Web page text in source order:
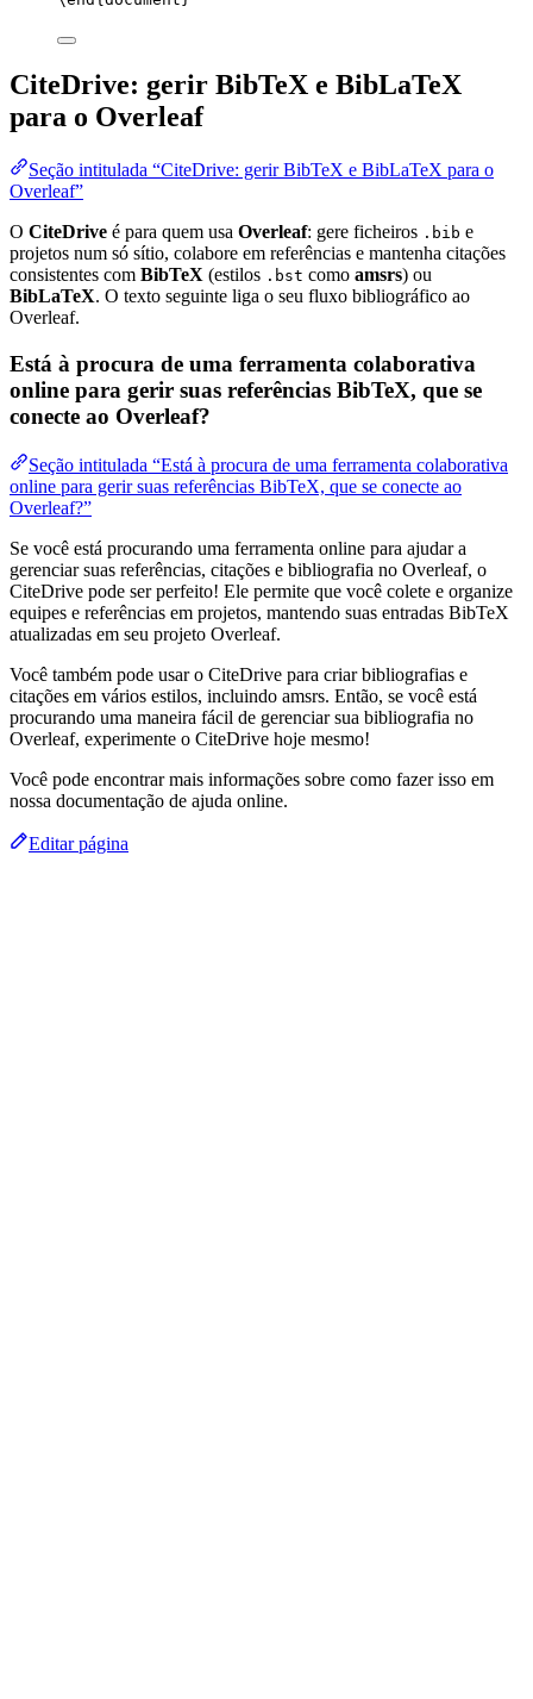
CiteDrive: gerir BibTeX e BibLaTeX
para o Overleaf
Seção intitulada “CiteDrive: gerir BibTeX e BibLaTeX para o
Overleaf”
O CiteDrive é para quem usa Overleaf: gere ficheiros .bib e
projetos num só sítio, colabore em referências e mantenha citações
consistentes com BibTeX (estilos .bst como amsrs) ou
BibLaTeX. O texto seguinte liga o seu fluxo bibliográfico ao
Overleaf.
Está à procura de uma ferramenta colaborativa
online para gerir suas referências BibTeX, que se
conecte ao Overleaf?
Seção intitulada “Está à procura de uma ferramenta colaborativa
online para gerir suas referências BibTeX, que se conecte ao
Overleaf?”
Se você está procurando uma ferramenta online para ajudar a
gerenciar suas referências, citações e bibliografia no Overleaf, o
CiteDrive pode ser perfeito! Ele permite que você colete e organize
equipes e referências em projetos, mantendo suas entradas BibTeX
atualizadas em seu projeto Overleaf.
Você também pode usar o CiteDrive para criar bibliografias e
citações em vários estilos, incluindo amsrs. Então, se você está
procurando uma maneira fácil de gerenciar sua bibliografia no
Overleaf, experimente o CiteDrive hoje mesmo!
Você pode encontrar mais informações sobre como fazer isso em
nossa documentação de ajuda online.
Editar página